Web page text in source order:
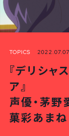
TOPICS
『デリシャ
ア』
声優・茅野
菓彩あまね